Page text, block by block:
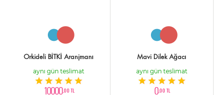
Orkideli BİTKİ Aranjmanı
aynı gün teslimat
10000,00 TL
Mavi Dilek Ağacı
aynı gün teslimat
0,00 TL